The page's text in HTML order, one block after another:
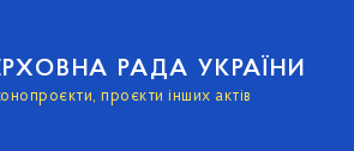
РАДА УКРАЇНИ
проєкти інших актів